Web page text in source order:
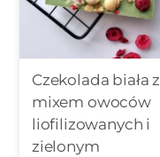
Czekolada biała z
mixem owoców
liofilizowanych i
zielonym